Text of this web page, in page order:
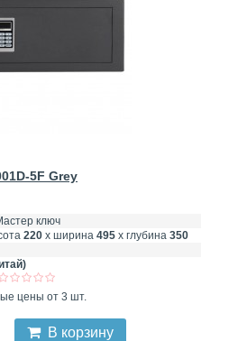
5F Grey
ключ
220 х ширина 495 х глубина 350
цены от 3 шт.
В корзину